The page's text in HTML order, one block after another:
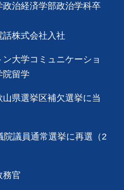
政治経済学部政治学科卒
話株式会社入社
大学コミュニケーショ
院留学
山県選挙区補欠選挙に当
院議員通常選挙に再選（2
務官